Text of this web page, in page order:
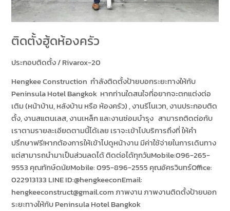
ติดตั้งฮู้ดห้องครัว
ประกอบติดตั้ง/Rivarox-20
Hengkee Construction กำลังติดตั้งป้ายบอกระยะทางให้กับ
Peninsula Hotel Bangkok หากท่านใดสนใจที่อยากจะตกแต่งต่อ
เติม (หน้าบ้าน, หลังบ้าน หรือ ห้องครัว) , งานรีโนเวท, งานประกอบติด
ตั้ง, งานสแตนเลส, งานเหล็ก และงานซ่อมบำรุง สามารถติดต่อกับ
เราตามรายละเอียดตามนี้ได้เลย เราจะเข้าไปบริการถึงที่ ให้คำ
ปรึกษาฟรี!หากต้องการให้เข้าไปดูหน้างาน มีค่าใช้จ่ายในการเดินทาง
แต่สามารถนำมาเป็นส่วนลดได้ ติดต่อได้ทุกวันMobile:096-265-
9553 คุณทักษ์ดนัยMobile: 095-896-2555 คุณอัครวินทร์Office:
022913133 LINE ID:@hengkeeconEmail:
hengkeeconstruct@gmail.com ภาพงาน ภาพงานติดตั้งป้ายบอก
ระยะทางให้กับ Peninsula Hotel Bangkok